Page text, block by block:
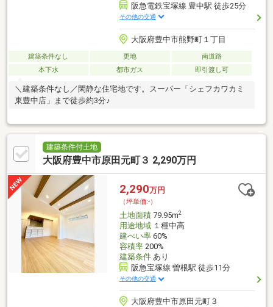
阪急電鉄宝塚線 豊中駅 徒歩25分
その他の交通
大阪府豊中市熊野町１丁目
建築条件なし 更地
南道路
本下水
都市ガス 即引渡し可
＼建築条件なし／閑静な住宅地です。スーパー「シェフカワカミ
東豊中店」まで徒歩約3分♪
建築条件付土地
大阪府豊中市原田元町３ 2,290万円
2,290万円
（坪単価:-）
土地面積79.95m2
用途地域１種中高
建ぺい率60%
容積率200%
建築条件あり
阪急宝塚線 曽根駅 徒歩11分
その他の交通
大阪府豊中市原田元町３